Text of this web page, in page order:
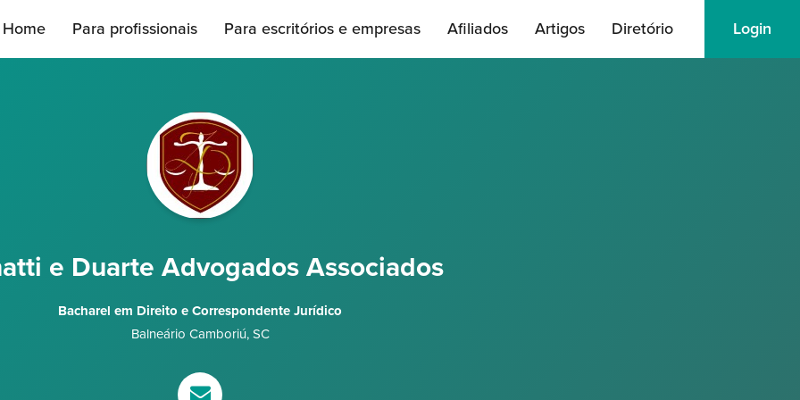
Home Para profissionais Para escritórios e empresas Afiliados Artigos Diretório Login
e Duarte Advogados Associados
Bacharel em Direito e Correspondente Jurídico
Balneário Camboriú, SC